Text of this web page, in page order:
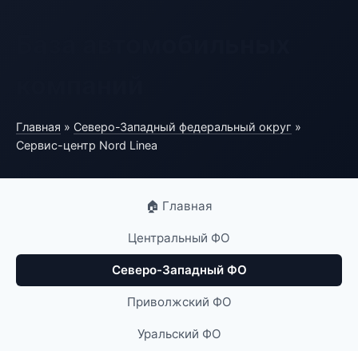
Главная » Северо-Западный федеральный округ »
Сервис-центр Nord Linea
🏠 Главная
Центральный ФО
Северо-Западный ФО
Приволжский ФО
Уральский ФО